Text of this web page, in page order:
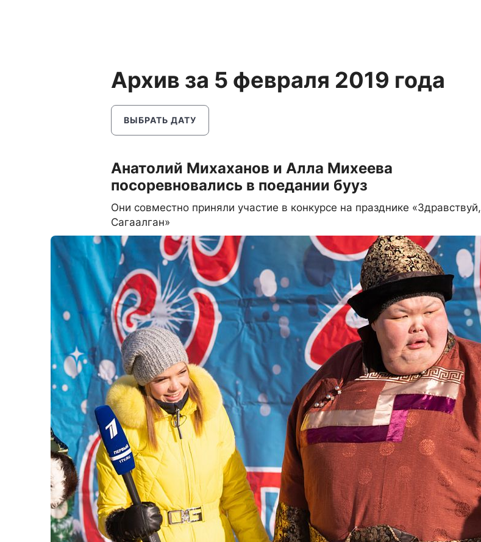
Архив за 5 февраля 2019 года
ВЫБРАТЬ ДАТУ
Анатолий Михаханов и Алла Михеева
посоревновались в поедании бууз
Они совместно приняли участие в конкурсе на празднике «Здравствуй,
Сагаалган»